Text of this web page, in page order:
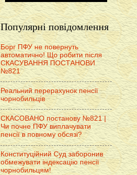
Популярні повідомлення
Борг ПФУ не повернуть
автоматично! Що робити після
СКАСУВАННЯ ПОСТАНОВИ
№821
Реальний перерахунок пенсії
чорнобильців
СКАСОВАНО постанову №821 |
Чи почне ПФУ виплачувати
пенсії в повному обсязі?
Конституційний Суд заборонив
обмежувати індексацію пенсії
чорнобильцям!